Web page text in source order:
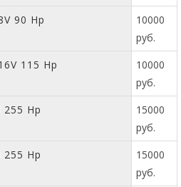
90 Hp
10000
руб.
115 Hp
10000
руб.
255 Hp
15000
руб.
255 Hp
15000
руб.